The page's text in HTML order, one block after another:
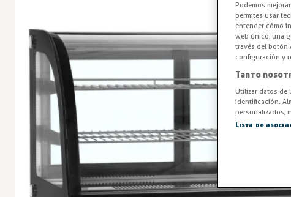
Podemos
permites usar
entender cómo
web único, una
través del botón
configuración y
Tanto
Utilizar datos de
identificación.
personalizados,
Lista de